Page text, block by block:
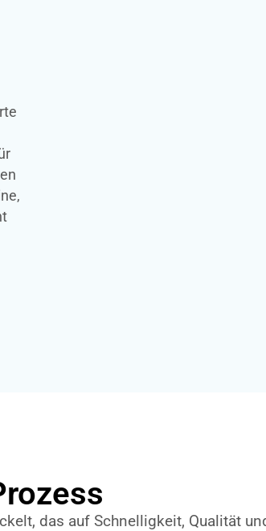
das auf Schnelligkeit, Qualität